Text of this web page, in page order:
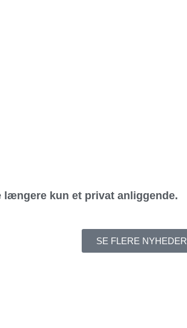
længere kun et privat anliggende.
SE FLERE NYHEDER